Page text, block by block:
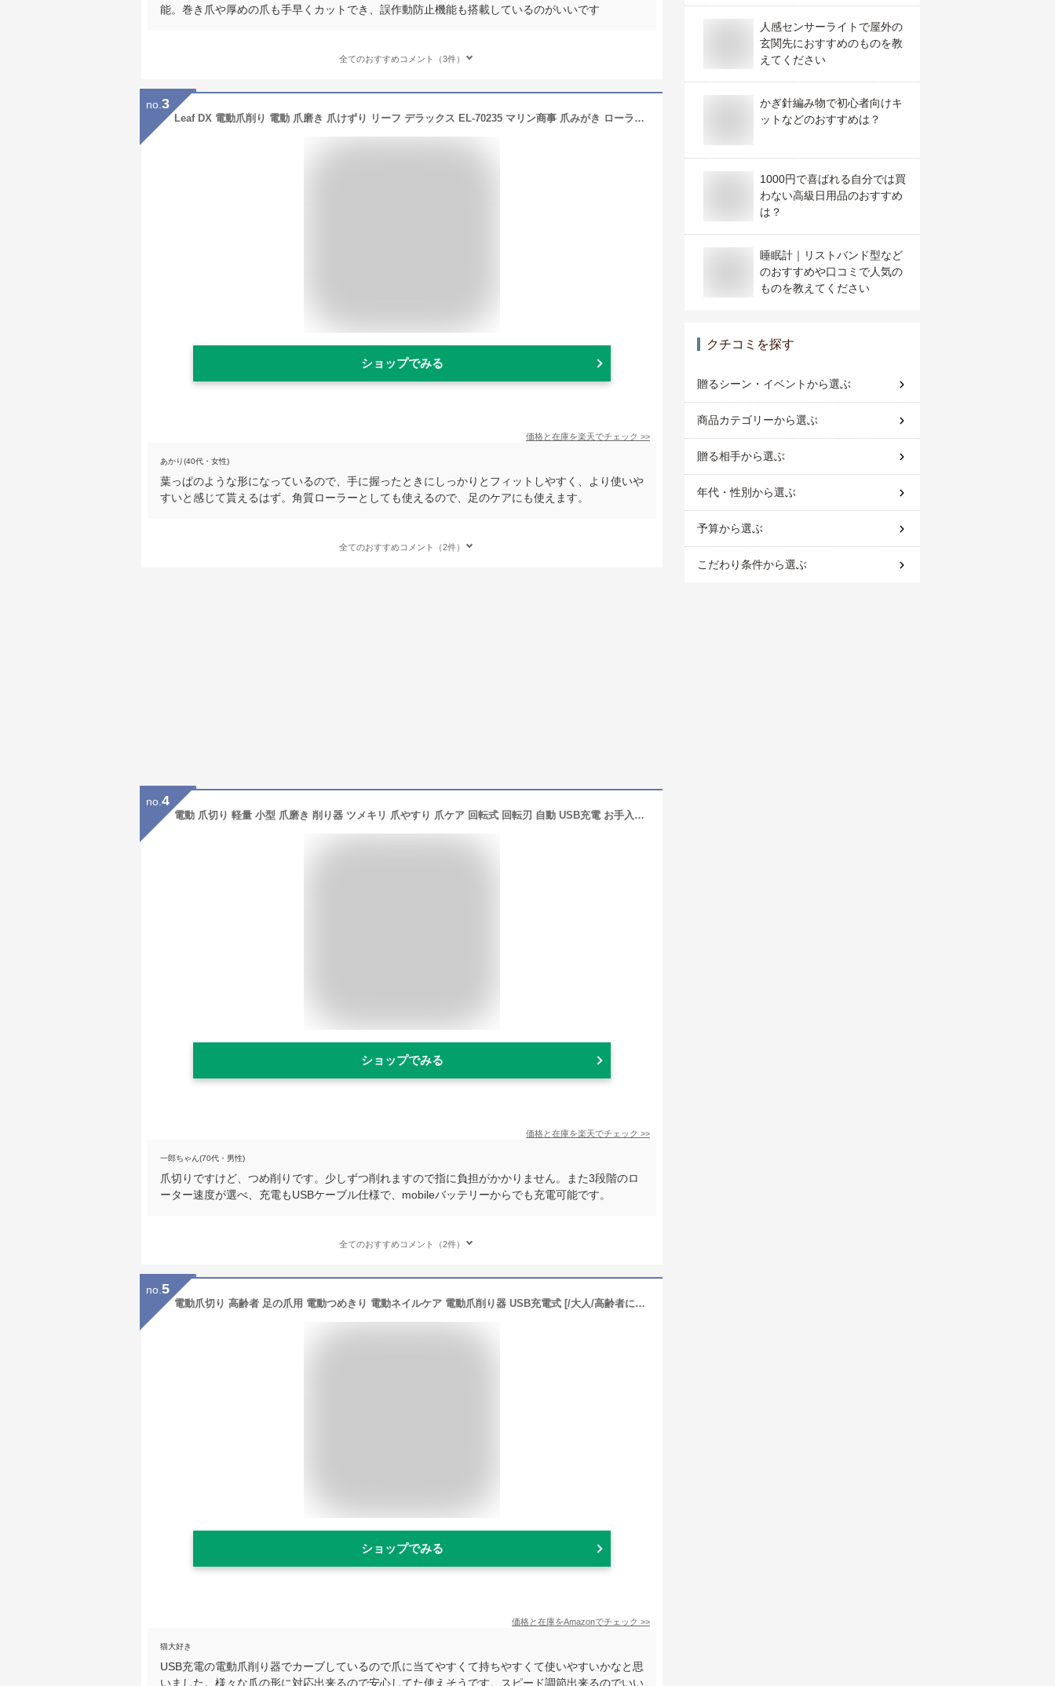
能。巻き爪や厚めの爪も手早くカットでき、誤作動防止機能も搭載しているのがいいです
全てのおすすめコメント（3件）
no. 3
Leaf DX 電動爪削り 電動 爪磨き 爪けずり リーフ デラックス EL-70235 マリン商事 爪みがき ローラー 角質ローラー 角質削り 角質おとし かかと ハンドケア ネイルケア 角質ケア 爪トリマー 足裏マッサージ 爪やすり 爪 ネイル 爪切り 電動つめ切り 美容 ビューティー
ショップでみる
価格と在庫を楽天でチェック >>
あかり(40代・女性)
葉っぱのような形になっているので、手に握ったときにしっかりとフィットしやすく、より使いや
すいと感じて貰えるはず。角質ローラーとしても使えるので、足のケアにも使えます。
全てのおすすめコメント（2件）
no. 4
電動 爪切り 軽量 小型 爪磨き 削り器 ツメキリ 爪やすり 爪ケア 回転式 回転刃 自動 USB充電 お手入れ簡単 LEDライト付き 深爪防止 軽量 低騒音 3段階スピード調整 コンパクト 子供 赤ちゃん 安全安心 介護 足巻き爪 敬老の日 プレゼント ギフト
ショップでみる
価格と在庫を楽天でチェック >>
一郎ちゃん(70代・男性)
爪切りですけど、つめ削りです。少しずつ削れますので指に負担がかかりません。また3段階のロ
ーター速度が選べ、充電もUSBケーブル仕様で、mobileバッテリーからでも充電可能です。
全てのおすすめコメント（2件）
no. 5
電動爪切り 高齢者 足の爪用 電動つめきり 電動ネイルケア 電動爪削り器 USB充電式 [/大人/高齢者に適/プレゼント ギフト] (カーボンブラック)
ショップでみる
価格と在庫をAmazonでチェック >>
猫大好き
USB充電の電動爪削り器でカーブしているので爪に当てやすくて持ちやすくて使いやすいかなと思
いました。様々な爪の形に対応出来るので安心してた使えそうです。スピード調節出来るのでいい
人感センサーライトで屋外の
玄関先におすすめのものを教
えてください
かぎ針編み物で初心者向けキ
ットなどのおすすめは？
1000円で喜ばれる自分では買
わない高級日用品のおすすめ
は？
睡眠計｜リストバンド型など
のおすすめや口コミで人気の
ものを教えてください
クチコミを探す
贈るシーン・イベントから選ぶ
商品カテゴリーから選ぶ
贈る相手から選ぶ
年代・性別から選ぶ
予算から選ぶ
こだわり条件から選ぶ